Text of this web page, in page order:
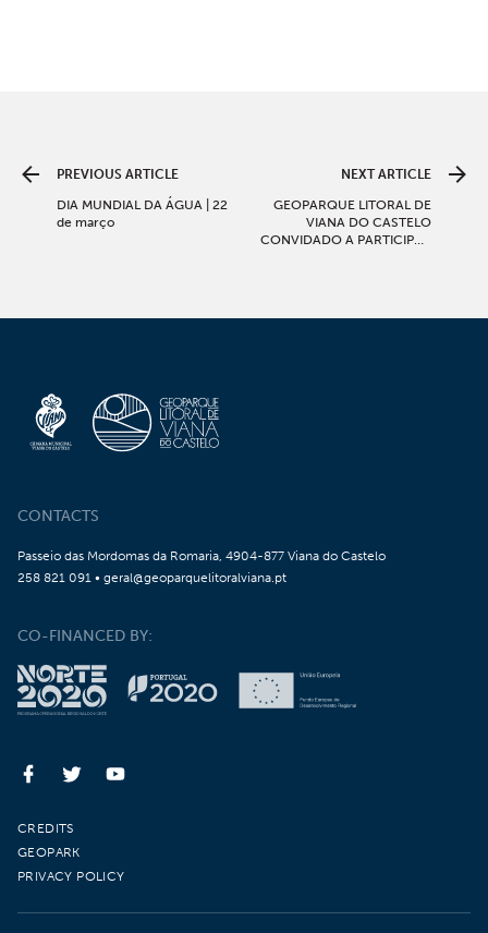
PREVIOUS ARTICLE
DIA MUNDIAL DA ÁGUA | 22
de março
NEXT ARTICLE
GEOPARQUE LITORAL DE
VIANA DO CASTELO
CONVIDADO A PARTICIPAR
CONTACTS
Passeio das Mordomas da Romaria, 4904-877 Viana do Castelo
258 821 091 • geral@geoparquelitoralviana.pt
CO-FINANCED BY:
CREDITS
GEOPARK
PRIVACY POLICY